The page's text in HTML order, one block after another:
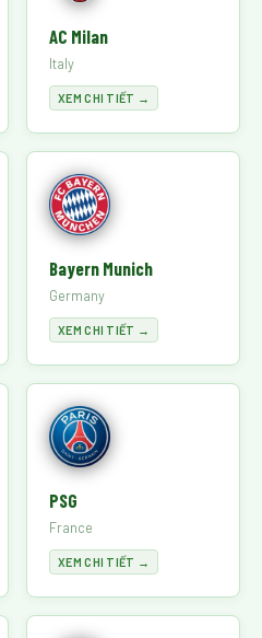
AC Milan
Italy
XEM CHI TIẾT →
Bayern Munich
Germany
XEM CHI TIẾT →
PSG
France
XEM CHI TIẾT →